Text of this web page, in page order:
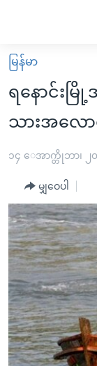
လွယ်ကူ
စေ
များ
အကြောင်းအရာ
သို့
ကျော်
ကြည့်
ရန်
ပင်မ
အ
ညွန်း
စာမျက်နှာ
မူလစာမျက်နှာ
မြန်မာ
ကမ္ဘာ့သတင်းများ
နိုင်ငံတကာ
အစ္စရေး-ပါလက်
ရပ်ဝန်းတခု လမ်
အင်္ဂလိပ်စာလေ့လ
အမေရိကန်သုံး
မကြေးမုံရဲ့ အင်္ဂ
ရုပ်ရှင်ထဲက အင်္ဂ
သုတပဒေသာ အင်္
အပတ်စဉ်ကဏ္ဍမျ
ရေဒီယို
တီဗွီ
ရေဒီယိုနှင့်ရုပ်သံ
ရေဒီယို/တီဗွီအစီ
Learning English
မြန်မာ
ရနောင်းမ
သားအလေ
၁၄ ေအာက္တိုဘာ၊ ၂
မျှဝေပါ